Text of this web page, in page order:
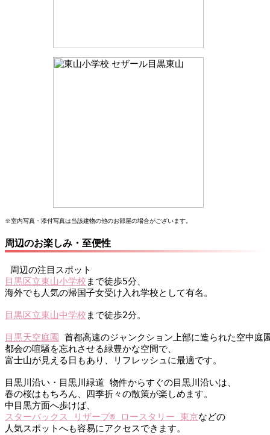
※室内写真・添付写真は当該建物の他のお部屋の場合がございます。
周辺のお楽しみ・至便性
周辺の注目スポット
目黒区立東山小学校 まで徒歩5分、
海外でも人気の帰国子女受け入れ学校として有名。
目黒区立東山中学校 まで徒歩2分。
目黒天空庭園
首都高速のジャンクション上部に造られた空中庭
都会の喧騒を忘れさせる緑豊かな空間で、
富士山が見える日もあり、リフレッシュに最適です。
目黒川沿い・目黒川緑道 物件からすぐの目黒川沿いは、
春の桜はもちろん、四季折々の散策が楽しめます。
中目黒方面へ歩けば、
スターバックス リザーブ® ロースタリー 東京などの
人気スポットへも容易にアクセスできます。